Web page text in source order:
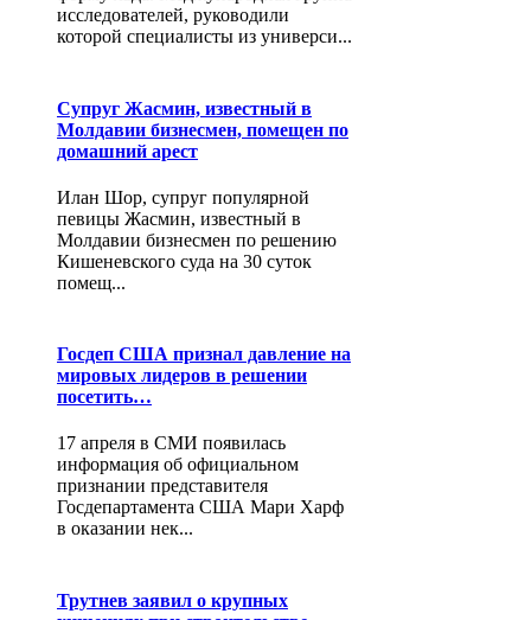
исследователей, руководили
которой специалисты из универси...
Супруг Жасмин, известный в
Молдавии бизнесмен, помещен по
домашний арест
Илан Шор, супруг популярной
певицы Жасмин, известный в
Молдавии бизнесмен по решению
Кишеневского суда на 30 суток
помещ...
Госдеп США признал давление на
мировых лидеров в решении
посетить…
17 апреля в СМИ появилась
информация об официальном
признании представителя
Госдепартамента США Мари Харф
в оказании нек...
Трутнев заявил о крупных